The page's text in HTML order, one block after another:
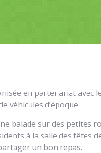
en partenariat avec
véhicules d’époque.
balade sur des petites
à la salle des fêtes
un bon repas.